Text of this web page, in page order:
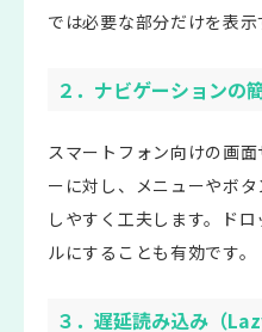
では必要な部分だけを表示
２．ナビゲーションの
スマートフォン向けの画
ーに対し、メニューやボ
しやすく工夫します。ド
ルにすることも有効です。
３．遅延読み込み（